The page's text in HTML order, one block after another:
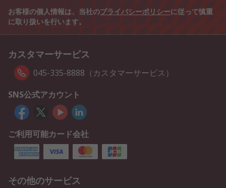
お客様の個人情報は、当社のプライバシーポリシーに従って慎重
に取り扱いを行います。
カスタマーサービス
045-335-8888（カスタマーサービス）
SNS公式アカウント
ご利用可能カード会社
その他のサービス